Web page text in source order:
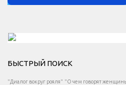
Есть вопрос?
БЫСТРЫЙ ПОИСК
"Диалог вокруг рояля" "О чем говорят